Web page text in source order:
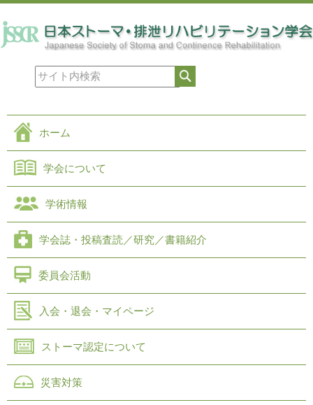
ホーム
学会について
学術情報
学会誌・投稿査読／研究／書籍紹介
委員会活動
入会・退会・マイページ
ストーマ認定について
災害対策